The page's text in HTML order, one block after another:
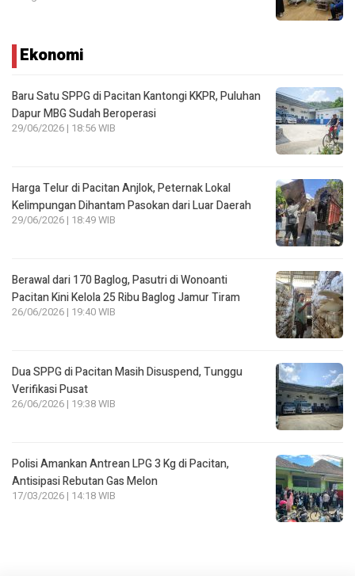
Ekonomi
Baru Satu SPPG di Pacitan Kantongi KKPR, Puluhan
Dapur MBG Sudah Beroperasi
29/06/2026 | 18:56 WIB
Harga Telur di Pacitan Anjlok, Peternak Lokal
Kelimpungan Dihantam Pasokan dari Luar Daerah
29/06/2026 | 18:49 WIB
Berawal dari 170 Baglog, Pasutri di Wonoanti
Pacitan Kini Kelola 25 Ribu Baglog Jamur Tiram
26/06/2026 | 19:40 WIB
Dua SPPG di Pacitan Masih Disuspend, Tunggu
Verifikasi Pusat
26/06/2026 | 19:38 WIB
Polisi Amankan Antrean LPG 3 Kg di Pacitan,
Antisipasi Rebutan Gas Melon
17/03/2026 | 14:18 WIB